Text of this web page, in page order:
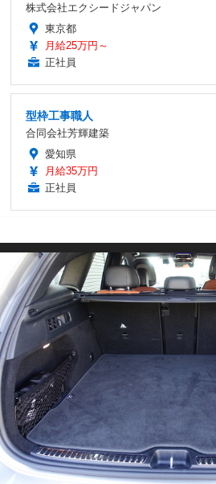
株式会社エクシードジャパン
東京都
月給25万円～
正社員
型枠工事職人
合同会社芳輝建築
愛知県
月給35万円
正社員